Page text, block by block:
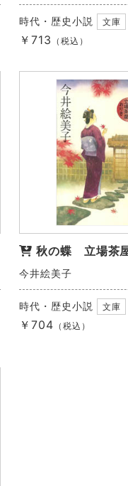
時代・歴史小説 文庫
￥713 （税込）
秋の蝶 立場茶
今井絵美子
時代・歴史小説 文庫
￥704 （税込）